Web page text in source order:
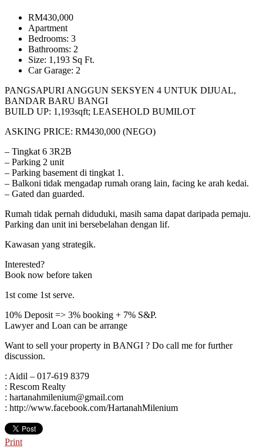
RM430,000
Apartment
Bedrooms: 3
Bathrooms: 2
Size: 1,193 Sq Ft.
Car Garage: 2
PANGSAPURI ANGGUN SEKSYEN 4 UNTUK DIJUAL,
BANDAR BARU BANGI
BUILD UP: 1,193sqft; LEASEHOLD BUMILOT
ASKING PRICE: RM430,000 (NEGO)
– Tingkat 6 3R2B
– Parking 2 unit
– Parking basement di tingkat 1.
– Balkoni tidak mengadap rumah orang lain, facing ke arah kedai.
– Gated dan guarded.
Rumah tidak pernah diduduki, masih sama dapat daripada pemaju.
Parking dan unit ini bersebelahan dengan lif.
Kawasan yang strategik.
Interested?
Book now before taken
1st come 1st serve.
10% Deposit => 3% booking + 7% S&P.
Lawyer and Loan can be arrange
Want to sell your property in BANGI ? Do call me for further
discussion.
: Aidil – 017-619 8379
: Rescom Realty
: hartanahmilenium@gmail.com
: http://www.facebook.com/HartanahMilenium
Print